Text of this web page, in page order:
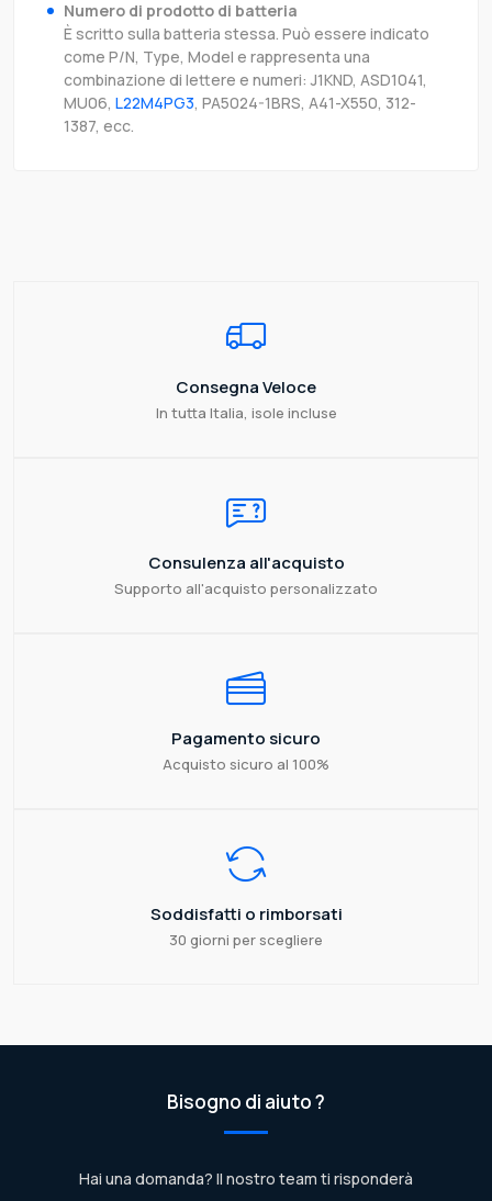
Numero di prodotto di batteria
È scritto sulla batteria stessa. Può essere indicato
come P/N, Type, Model e rappresenta una
combinazione di lettere e numeri: J1KND, ASD1041,
MU06, L22M4PG3, PA5024-1BRS, A41-X550, 312-
1387, ecc.
Consegna Veloce
In tutta Italia, isole incluse
Consulenza all'acquisto
Supporto all'acquisto personalizzato
Pagamento sicuro
Acquisto sicuro al 100%
Soddisfatti o rimborsati
30 giorni per scegliere
Bisogno di aiuto ?
Hai una domanda? Il nostro team ti risponderà